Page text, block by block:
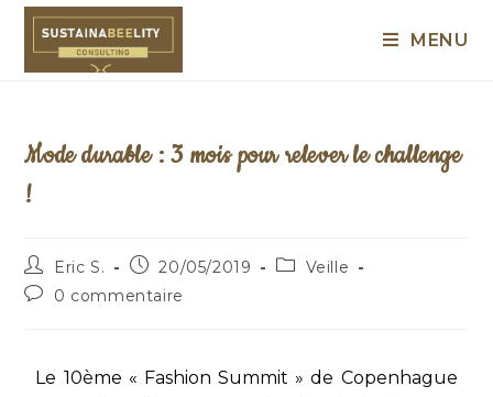
MENU
Mode durable : 3 mois pour relever le challenge
!
Eric S. 20/05/2019
Veille
0 commentaire
Le 10ème « Fashion Summit » de Copenhague